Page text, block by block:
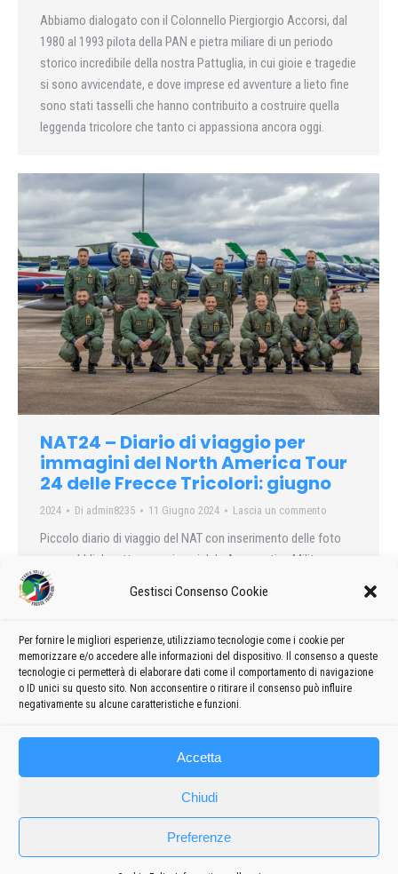
Gestisci Consenso Cookie
Per fornire le migliori esperienze, utilizziamo tecnologie come i cookie per
memorizzare e/o accedere alle informazioni del dispositivo. Il consenso a queste
tecnologie ci permetterà di elaborare dati come il comportamento di navigazione
o ID unici su questo sito. Non acconsentire o ritirare il consenso può influire
negativamente su alcune caratteristiche e funzioni.
Accetta
Chiudi
Preferenze
Abbiamo dialogato con il Colonnello Piergiorgio Accorsi, dal
1980 al 1993 pilota della PAN e pietra miliare di un periodo
storico incredibile della nostra Pattuglia, in cui gioie e tragedie
si sono avvicendate, e dove imprese ed avventure a lieto fine
sono stati tasselli che hanno contribuito a costruire quella
leggenda tricolore che tanto ci appassiona ancora oggi.
NAT24 – Diario di viaggio per
immagini del North America Tour
24 delle Frecce Tricolori: giugno
2024 Di admin8235 11 Giugno 2024 Lascia un commento
Piccolo diario di viaggio del NAT con inserimento delle foto
rese pubbliche attraverso i social da Aeronautica Militare e
dalle Frecce Tricolori: le foto del mese di giugno
← 1 … 7 8 9 10 11 …
99
→